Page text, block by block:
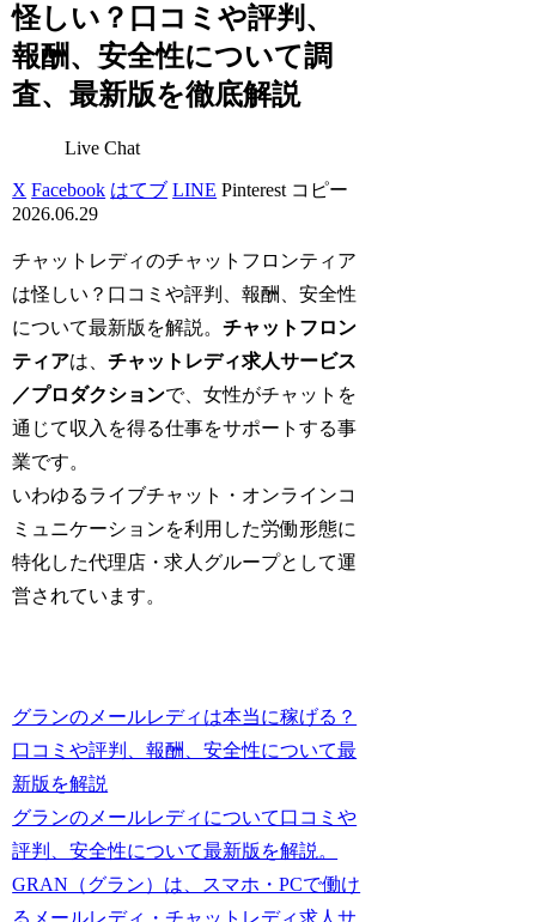
怪しい？口コミや評判、
報酬、安全性について調
査、最新版を徹底解説
Live Chat
X Facebook はてブ LINE Pinterest コピー
2026.06.29
チャットレディのチャットフロンティア
は怪しい？口コミや評判、報酬、安全性
について最新版を解説。チャットフロン
ティアは、チャットレディ求人サービス
／プロダクションで、女性がチャットを
通じて収入を得る仕事をサポートする事
業です。
いわゆるライブチャット・オンラインコ
ミュニケーションを利用した労働形態に
特化した代理店・求人グループとして運
営されています。
グランのメールレディは本当に稼げる？
口コミや評判、報酬、安全性について最
新版を解説
グランのメールレディについて口コミや
評判、安全性について最新版を解説。
GRAN（グラン）は、スマホ・PCで働け
るメールレディ・チャットレディ求人サ